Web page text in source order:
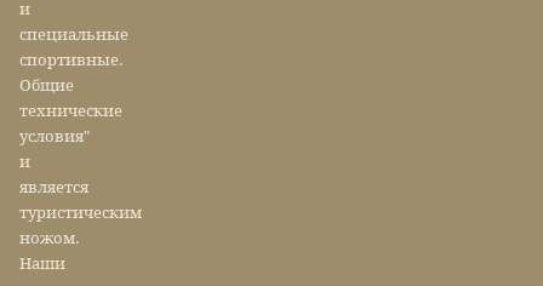
и
специальные
спортивные.
Общие
технические
условия"
и
является
туристическим
ножом.
Наши